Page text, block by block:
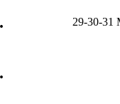
. 29-30-31
.